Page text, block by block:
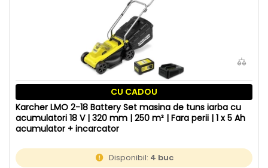
CU CADOU
Karcher LMO 2-18 Battery Set masina de tuns iarba cu
acumulatori 18 V | 320 mm | 250 m² | Fara perii | 1 x 5 Ah
acumulator + incarcator
Disponibil: 4 buc